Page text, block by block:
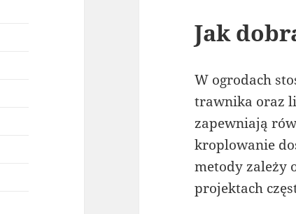
Jak
W ogrodach
trawnika oraz
zapewniają
kroplowanie
metody zależy
projektach